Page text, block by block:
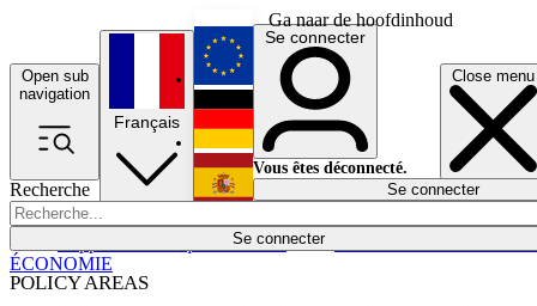
Ga naar de hoofdinhoud
Open sub
navigation
Close menu
Recherche
Se connecter
POLICY AREAS
Économie
Français
English
Deutsch
Español
Se connecter
Vous êtes déconnecté.
Se connecter
ÉCONOMIE